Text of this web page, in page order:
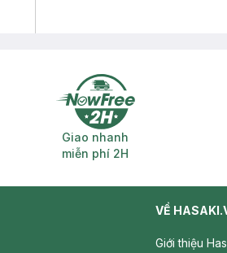
nhận hàng Giao nhanh miễn phí
Giao nhanh
miễn phí 2H
VỀ
Giới thiệu